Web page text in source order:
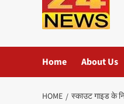
Home About Us
HOME स्काउट गाइड के